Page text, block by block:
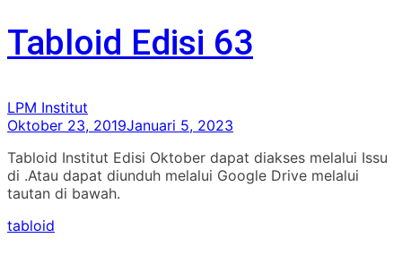
Tabloid Edisi 63
LPM Institut
Oktober 23, 2019Januari 5, 2023
Tabloid Institut Edisi Oktober dapat diakses melalui Issu
di .Atau dapat diunduh melalui Google Drive melalui
tautan di bawah.
tabloid